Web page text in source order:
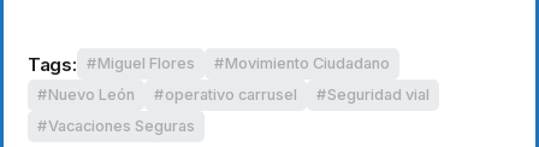
Tags: Miguel Flores
Movimiento Ciudadano
Nuevo León
operativo carrusel
Seguridad vial
Vacaciones Seguras